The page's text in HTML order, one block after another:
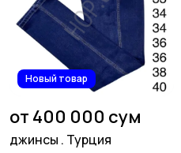
Пиджаки и костюмы
Новый товар
от 400 000 сум
джинсы . Турция